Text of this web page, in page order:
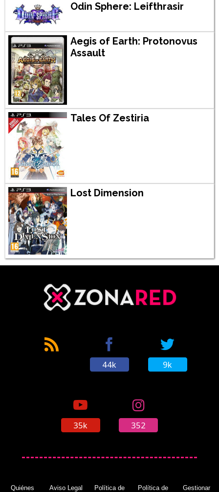
Odin Sphere: Leifthrasir
Aegis of Earth: Protonovus
Assault
Tales Of Zestiria
Lost Dimension
44k 9k
35k 352
Quiénes
Aviso Legal
Política de
Política de
Gestionar